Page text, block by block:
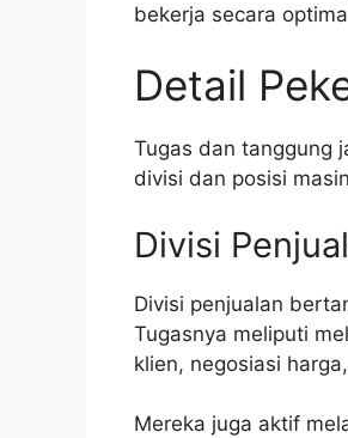
bekerja secara
Detail
Tugas dan tanggung
divisi dan posisi
Divisi
Divisi penjualan
Tugasnya meliputi
klien, negosiasi
Mereka juga aktif